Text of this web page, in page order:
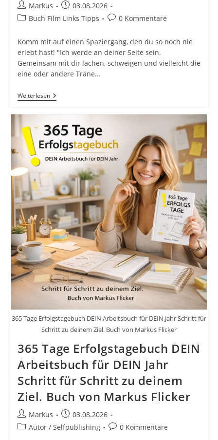
Beitrags-
Autor:
Markus
Beitrag
veröffentlicht:
03.08.2026
Beitrags-
Buch Film Links Tipps
Beitrags-
0 Kommentare
Komm mit auf einen Spaziergang, den du so noch nie
erlebt hast! "Ich werde an deiner Seite sein.
Gemeinsam mit dir lachen, schweigen und vielleicht die
eine oder andere Träne…
WeiterlesenSpaziergang
Zu
Eine
Magische
Reise
Zu
Mehr
Achtsamkeit,
Selbstliebe
Und
Glück
(Lebenshilfe
Inspiration)
Von
Biyon
Kattilathu
365 Tage Erfolgstagebuch DEIN Arbeitsbuch für DEIN Jahr Schritt für
Schritt zu deinem Ziel. Buch von Markus Flicker
365 Tage Erfolgstagebuch DEIN
Arbeitsbuch für DEIN Jahr
Schritt für Schritt zu deinem
Ziel. Buch von Markus Flicker
Beitrags-
Autor:
Markus
Beitrag
veröffentlicht:
03.08.2026
Beitrags-
Autor / Selfpublishing
Beitrags-
0 Kommentare